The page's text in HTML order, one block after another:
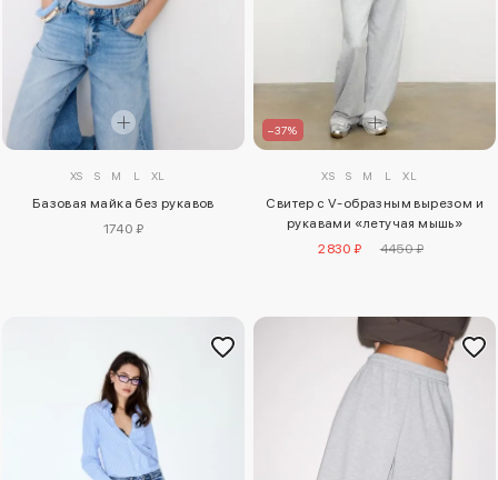
XS S M L XL
Базовая майка без рукавов
1740 ₽
–37%
XS S M L XL
Свитер с V-образным вырезом и
рукавами «летучая мышь»
2830 ₽
4450 ₽